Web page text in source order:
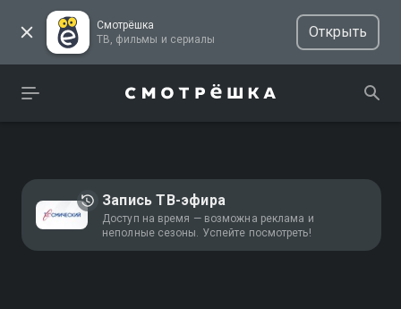
Смотрёшка
ТВ, фильмы и сериалы
Открыть
Запись ТВ-эфира
Доступ на время — возможна реклама и
неполные сезоны. Успейте посмотреть!